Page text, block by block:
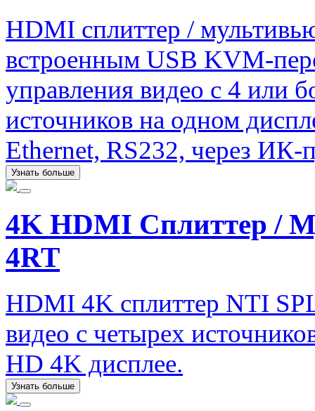
HDMI сплиттер /
встроенным USB KVM-
управления видео с 4 или
источников на одном
Ethernet, RS232, через ИК-
Узнать больше
4K HDMI Сплиттер /
4RT
HDMI 4K сплиттер NTI
видео с четырех
HD 4K дисплее.
Узнать больше